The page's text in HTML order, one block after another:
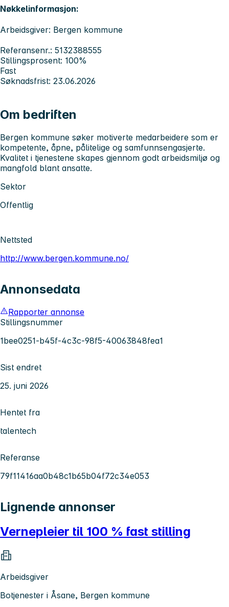
Nøkkelinformasjon:
Arbeidsgiver: Bergen kommune
Referansenr.: 5132388555
Stillingsprosent: 100%
Fast
Søknadsfrist: 23.06.2026
Om bedriften
Bergen kommune søker motiverte medarbeidere som er
kompetente, åpne, pålitelige og samfunnsengasjerte.
Kvalitet i tjenestene skapes gjennom godt arbeidsmiljø og
mangfold blant ansatte.
Sektor
Offentlig
Nettsted
http://www.bergen.kommune.no/
Annonsedata
Rapporter annonse
Stillingsnummer
1bee0251-b45f-4c3c-98f5-40063848fea1
Sist endret
25. juni 2026
Hentet fra
talentech
Referanse
79f11416aa0b48c1b65b04f72c34e053
Lignende annonser
Vernepleier til 100 % fast stilling
Arbeidsgiver
Botjenester i Åsane, Bergen kommune